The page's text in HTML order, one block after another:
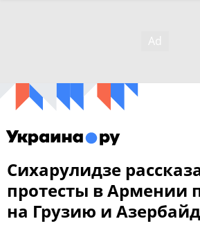
Сихарулидзе
протесты в Армении
на Грузию и